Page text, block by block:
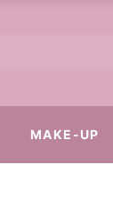
MAKE-UP